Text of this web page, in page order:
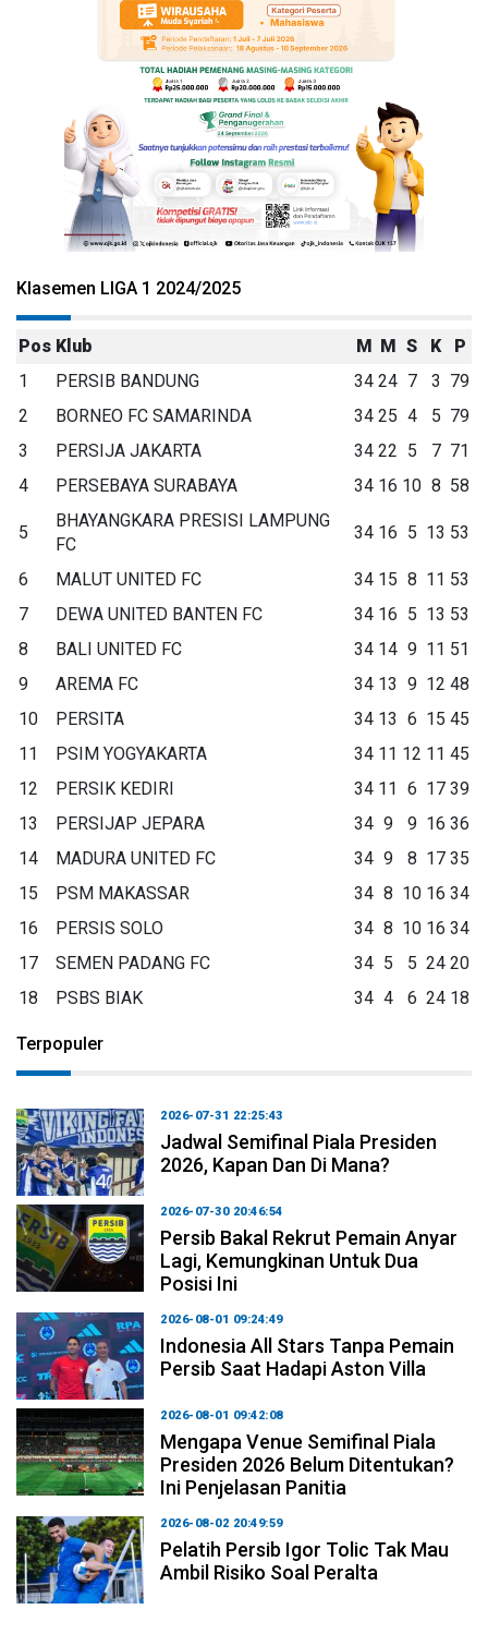
Klasemen LIGA 1 2024/2025
Pos Klub M M S K
P
1
PERSIB BANDUNG 34 24 7 3 79
2
BORNEO FC SAMARINDA 34 25 4 5 79
3
PERSIJA JAKARTA 34 22 5 7 71
4
PERSEBAYA SURABAYA 34 16 10 8 58
5
BHAYANGKARA PRESISI LAMPUNG
FC
34 16 5 13 53
6 MALUT UNITED FC 34 15 8 11 53
7
DEWA UNITED BANTEN FC 34 16 5 13 53
8
BALI UNITED FC 34 14 9 11 51
9
AREMA FC 34 13 9 12 48
10
PERSITA 34 13 6 15 45
11
PSIM YOGYAKARTA 34 11 12 11 45
12
PERSIK KEDIRI 34 11 6 17 39
13
PERSIJAP JEPARA 34 9 9 16 36
14
MADURA UNITED FC 34 9 8 17 35
15
PSM MAKASSAR 34 8 10 16 34
16
PERSIS SOLO 34 8 10 16 34
17
SEMEN PADANG FC 34 5 5 24 20
18
PSBS BIAK 34 4 6 24 18
Terpopuler
2026-07-31 22:25:43
Jadwal Semifinal Piala Presiden
2026, Kapan Dan Di Mana?
2026-07-30 20:46:54
Persib Bakal Rekrut Pemain Anyar
Lagi, Kemungkinan Untuk Dua
Posisi Ini
2026-08-01 09:24:49
Indonesia All Stars Tanpa Pemain
Persib Saat Hadapi Aston Villa
2026-08-01 09:42:08
Mengapa Venue Semifinal Piala
Presiden 2026 Belum Ditentukan?
Ini Penjelasan Panitia
2026-08-02 20:49:59
Pelatih Persib Igor Tolic Tak Mau
Ambil Risiko Soal Peralta